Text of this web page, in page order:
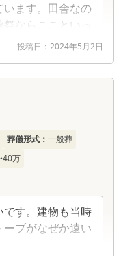
ます。田舎なの
ならここといっ
見積もりなどは
投稿日： 2024年5月2日
葬儀形式： 一般葬
40万
す。建物も当時
ブがなぜか遠い